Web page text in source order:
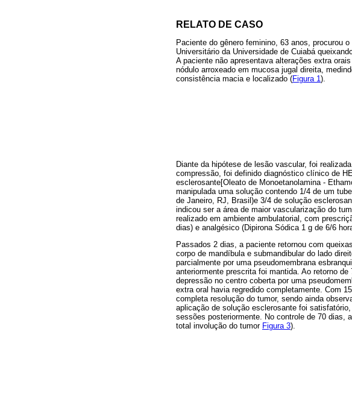
RELATO DE CASO
Paciente do gênero feminino, 63 anos, procurou
Universitário da Universidade de Cuiabá
A paciente não apresentava alterações extra
nódulo arroxeado em mucosa jugal direita,
consistência macia e localizado (Figura 1).
Diante da hipótese de lesão vascular, foi
compressão, foi definido diagnóstico clínico de
esclerosante[Oleato de Monoetanolamina -
manipulada uma solução contendo 1/4 de um
de Janeiro, RJ, Brasil)e 3/4 de solução
indicou ser a área de maior vascularização do
realizado em ambiente ambulatorial, com
dias) e analgésico (Dipirona Sódica 1 g de 6/6
Passados 2 dias, a paciente retornou com
corpo de mandíbula e submandibular do lado
parcialmente por uma pseudomembrana
anteriormente prescrita foi mantida. Ao retorno
depressão no centro coberta por uma
extra oral havia regredido completamente. Com
completa resolução do tumor, sendo ainda
aplicação de solução esclerosante foi
sessões posteriormente. No controle de 70 dias,
total involução do tumor Figura 3).